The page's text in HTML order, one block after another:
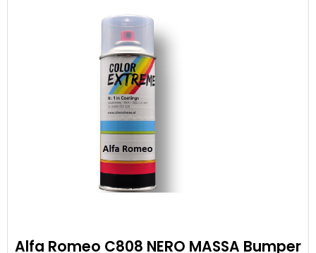
Alfa Romeo C808 NERO MASSA Bumper